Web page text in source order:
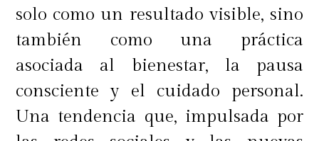
Paso 3:
Aplica The POREfessional Super
Setter para matificar
inmediatamente y fijar el
solo como un resultado visible, sino
también como una práctica
asociada al bienestar, la pausa
consciente y el cuidado personal.
Una tendencia que, impulsada por